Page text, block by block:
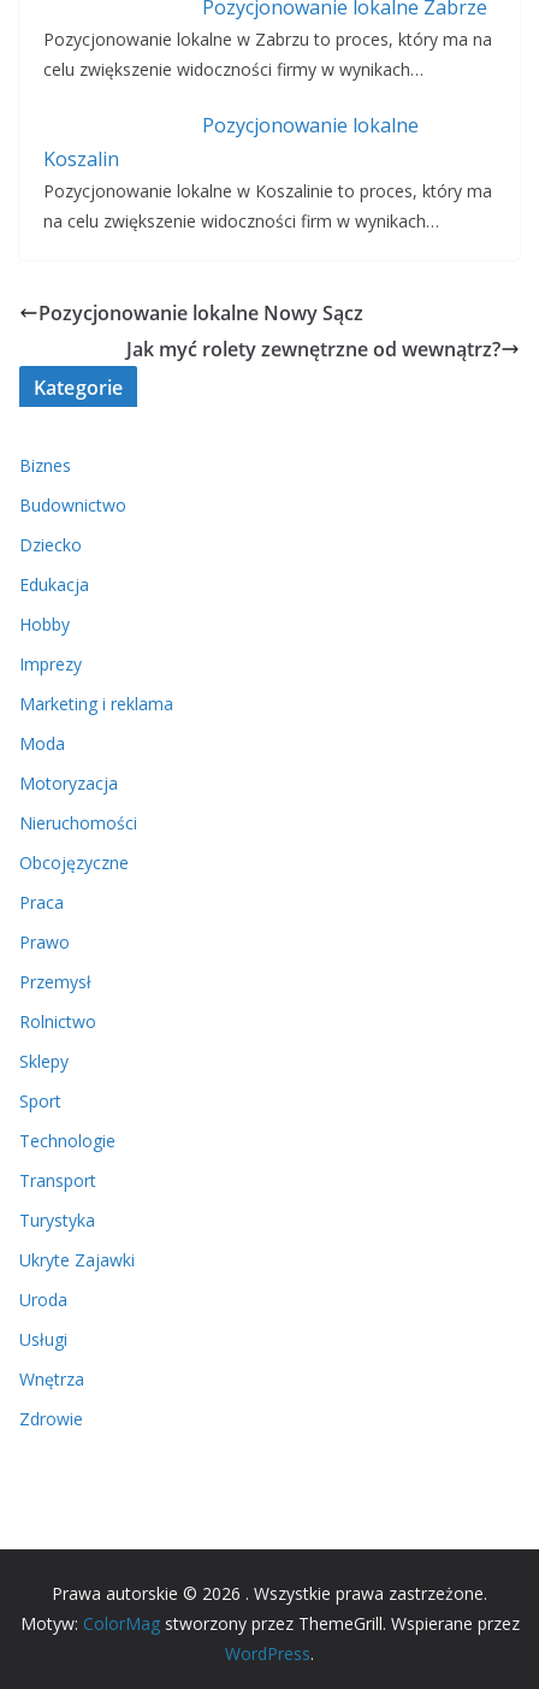
Pozycjonowanie lokalne Zabrze
Pozycjonowanie lokalne w Zabrzu to proces, który ma na
celu zwiększenie widoczności firmy w wynikach…
Pozycjonowanie lokalne
Koszalin
Pozycjonowanie lokalne w Koszalinie to proces, który ma
na celu zwiększenie widoczności firm w wynikach…
Pozycjonowanie lokalne Nowy Sącz
Jak myć rolety zewnętrzne od wewnątrz?
Kategorie
Biznes
Budownictwo
Dziecko
Edukacja
Hobby
Imprezy
Marketing i reklama
Moda
Motoryzacja
Nieruchomości
Obcojęzyczne
Praca
Prawo
Przemysł
Rolnictwo
Sklepy
Sport
Technologie
Transport
Turystyka
Ukryte Zajawki
Uroda
Usługi
Wnętrza
Zdrowie
Prawa autorskie © 2026 . Wszystkie prawa zastrzeżone.
Motyw: ColorMagstworzony przez ThemeGrill. Wspierane przez
WordPress.